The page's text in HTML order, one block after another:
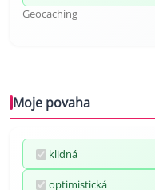
Geocaching
Moje povaha
klidná
optimistická